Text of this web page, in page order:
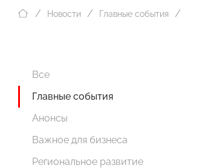
Новости Главные события
Все
Главные события
Анонсы
Важное для бизнеса
Региональное развитие